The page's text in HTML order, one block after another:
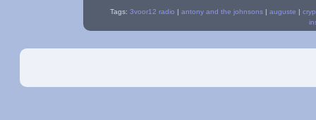
Tags: 3voor12 radio | antony and the johnsons| auguste |